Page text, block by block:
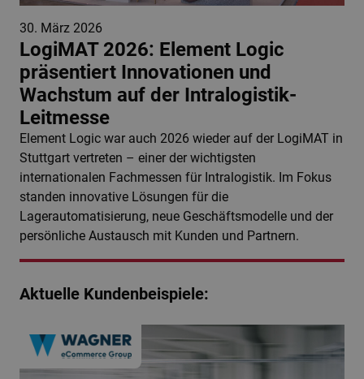
30. März 2026
LogiMAT 2026: Element Logic
präsentiert Innovationen und
Wachstum auf der Intralogistik-
Leitmesse
Element Logic war auch 2026 wieder auf der LogiMAT in
Stuttgart vertreten – einer der wichtigsten
internationalen Fachmessen für Intralogistik. Im Fokus
standen innovative Lösungen für die
Lagerautomatisierung, neue Geschäftsmodelle und der
persönliche Austausch mit Kunden und Partnern.
Aktuelle Kundenbeispiele: